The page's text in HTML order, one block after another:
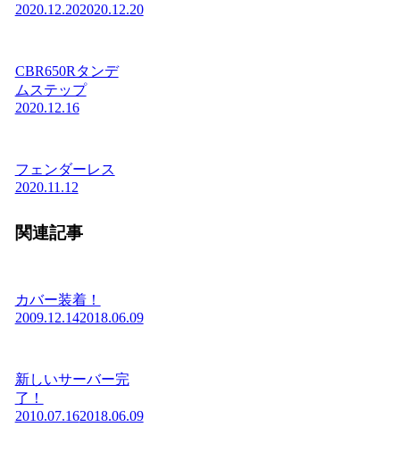
2020.12.202020.12.20
CBR650Rタンデ
ムステップ
2020.12.16
フェンダーレス
2020.11.12
関連記事
カバー装着！
2009.12.142018.06.09
新しいサーバー完
了！
2010.07.162018.06.09